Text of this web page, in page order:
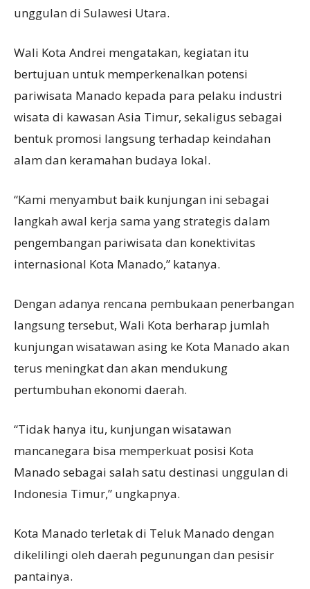
unggulan di Sulawesi Utara.
Wali Kota Andrei mengatakan, kegiatan itu
bertujuan untuk memperkenalkan potensi
pariwisata Manado kepada para pelaku industri
wisata di kawasan Asia Timur, sekaligus sebagai
bentuk promosi langsung terhadap keindahan
alam dan keramahan budaya lokal.
“Kami menyambut baik kunjungan ini sebagai
langkah awal kerja sama yang strategis dalam
pengembangan pariwisata dan konektivitas
internasional Kota Manado,” katanya.
Dengan adanya rencana pembukaan penerbangan
langsung tersebut, Wali Kota berharap jumlah
kunjungan wisatawan asing ke Kota Manado akan
terus meningkat dan akan mendukung
pertumbuhan ekonomi daerah.
“Tidak hanya itu, kunjungan wisatawan
mancanegara bisa memperkuat posisi Kota
Manado sebagai salah satu destinasi unggulan di
Indonesia Timur,” ungkapnya.
Kota Manado terletak di Teluk Manado dengan
dikelilingi oleh daerah pegunungan dan pesisir
pantainya.